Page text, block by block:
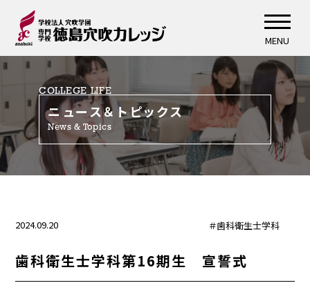
MENU
COLLEGE LIFE
ニュース＆トピックス
News & Topics
2024.09.20 ＃歯科衛生士学科
歯科衛生士学科第16期生 宣誓式